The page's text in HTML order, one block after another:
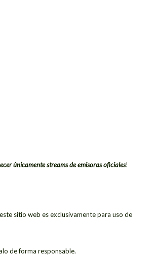
únicamente streams de emisoras oficiales!
sitio web es exclusivamente para uso de
de forma responsable.